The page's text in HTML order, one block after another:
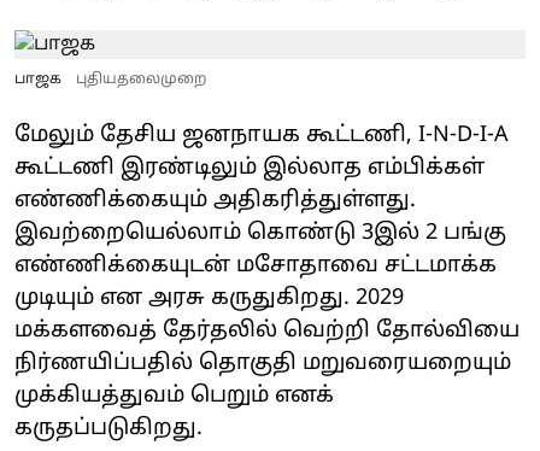
பாஜக புதியதலைமுறை
மேலும் தேசிய ஜனநாயக கூட்டணி, I-N-D-I-A
கூட்டணி இரண்டிலும் இல்லாத எம்பிக்கள்
எண்ணிக்கையும் அதிகரித்துள்ளது.
இவற்றையெல்லாம் கொண்டு 3இல் 2 பங்கு
எண்ணிக்கையுடன் மசோதாவை சட்டமாக்க
முடியும் என அரசு கருதுகிறது. 2029
மக்களவைத் தேர்தலில் வெற்றி தோல்வியை
நிர்ணயிப்பதில் தொகுதி மறுவரையறையும்
முக்கியத்துவம் பெறும் எனக்
கருதப்படுகிறது.